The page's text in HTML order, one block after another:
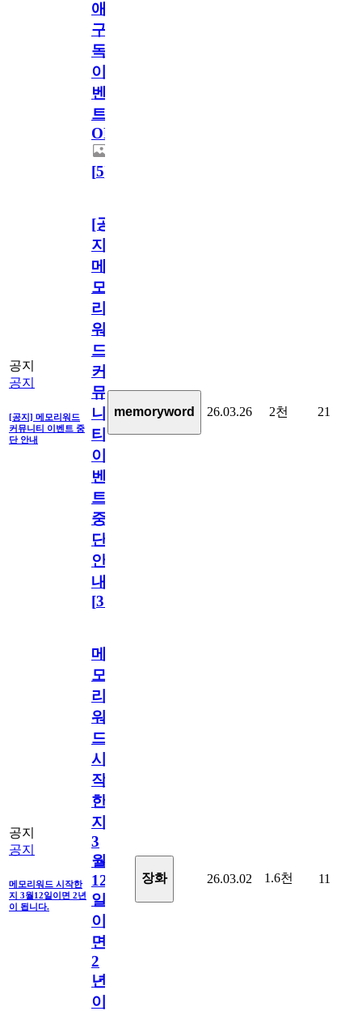
애
구
독
이
벤
트
OPEN!
[5]
공지
공지
[공지] 메모리워드
커뮤니티 이벤트 중
단 안내
[공
지]
메
모
리
워
드
커
뮤
니
티
이
벤
트
중
단
안
내
[31
memoryword 26.03.26 2천 21
공지
공지
메모리워드 시작한
지 3월12일이면 2년
이 됩니다.
메
모
리
워
드
시
작
한
지
3
월
12
일
이
면
2
년
이
장화 26.03.02 1.6천 11